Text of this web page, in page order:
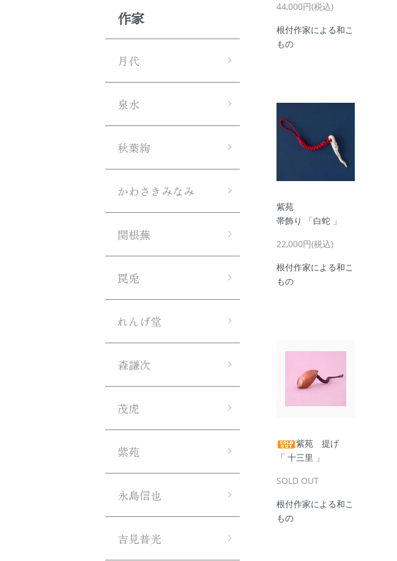
44,000円(税込)
根付作家による和こ
もの
紫苑
帯飾り 「白蛇 」
22,000円(税込)
根付作家による和こ
もの
紫苑 提げ
「 十三里 」
SOLD OUT
根付作家による和こ
もの
作家
月代
泉水
秋葉絢
かわさきみなみ
関根蕪
罠兎
れんげ堂
森謙次
茂虎
紫苑
永島信也
吉見普光